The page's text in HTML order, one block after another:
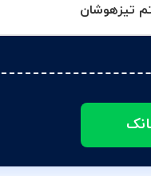
تیزهوشان